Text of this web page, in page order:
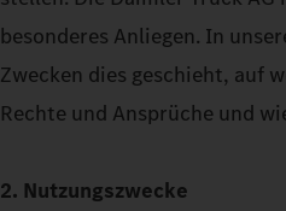
besonderes Anliegen. In
Zwecken dies geschieht, auf
Rechte und Ansprüche und
2. Nutzungszwecke